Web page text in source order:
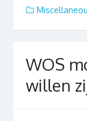
WOS
willen